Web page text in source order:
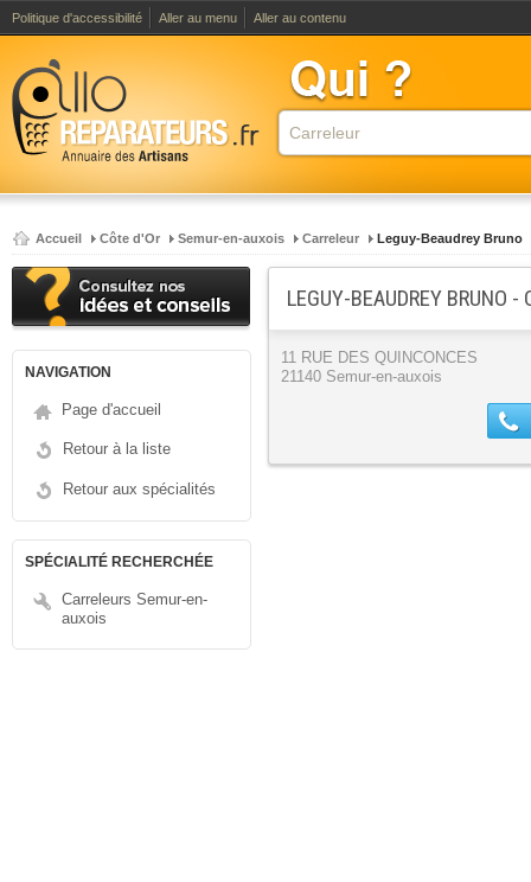
Politique d'accessibilité Aller au menu Aller au contenu
Accueil Côte d'Or Semur-en-auxois Carreleur Leguy-Beaudrey Bruno
NAVIGATION
Page d'accueil
Retour à la liste
Retour aux spécialités
SPÉCIALITÉ RECHERCHÉE
Carreleurs Semur-en-
auxois
LEGUY-BEAUDREY BRUNO -
11 RUE DES QUINCONCES
21140 Semur-en-auxois